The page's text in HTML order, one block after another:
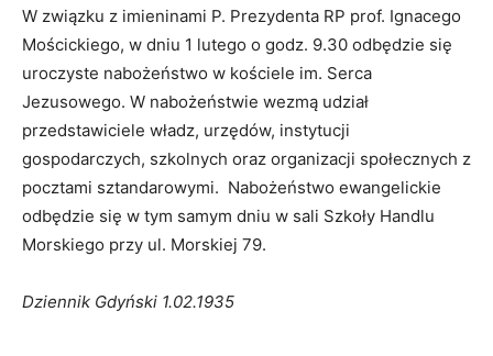
W związku z imieninami P. Prezydenta RP prof. Ignacego
Mościckiego, w dniu 1 lutego o godz. 9.30 odbędzie się
uroczyste nabożeństwo w kościele im. Serca
Jezusowego. W nabożeństwie wezmą udział
przedstawiciele władz, urzędów, instytucji
gospodarczych, szkolnych oraz organizacji społecznych z
pocztami sztandarowymi. Nabożeństwo ewangelickie
odbędzie się w tym samym dniu w sali Szkoły Handlu
Morskiego przy ul. Morskiej 79.
Dziennik Gdyński 1.02.1935